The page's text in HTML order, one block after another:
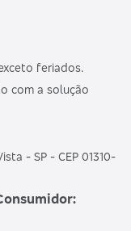
feriados.
com a solução
- SP - CEP 01310-